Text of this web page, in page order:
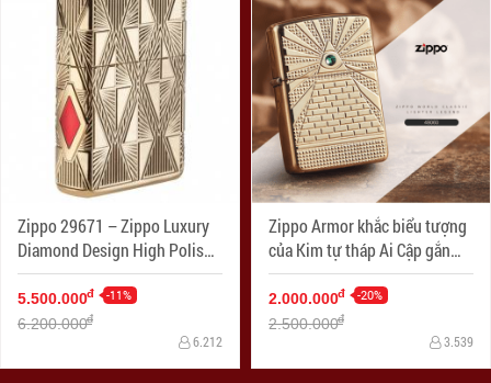
Zippo 29671 – Zippo Luxury
Diamond Design High Polish
Gold Plate
5.500.000đ -11%
6.200.000đ
6.212
Zippo Armor khắc biểu tượng
của Kim tự tháp Ai Cập gắn
Viên pha lê Swarovski
2.000.000đ -20%
2.500.000đ
3.539